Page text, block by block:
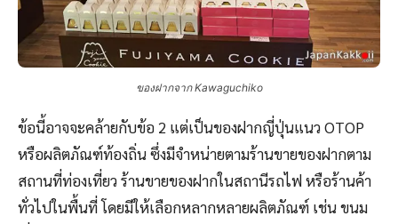
ของฝากจาก Kawaguchiko
ข้อนี้อาจจะคล้ายกับข้อ 2 แต่เป็นของฝากญี่ปุ่นแนว OTOP
หรือผลิตภัณฑ์ท้องถิ่น ซึ่งมีจำหน่ายตามร้านขายของฝากตาม
สถานที่ท่องเที่ยว ร้านขายของฝากในสถานีรถไฟ หรือร้านค้า
ทั่วไปในพื้นที่ โดยมีให้เลือกหลากหลายผลิตภัณฑ์ เช่น ขนม